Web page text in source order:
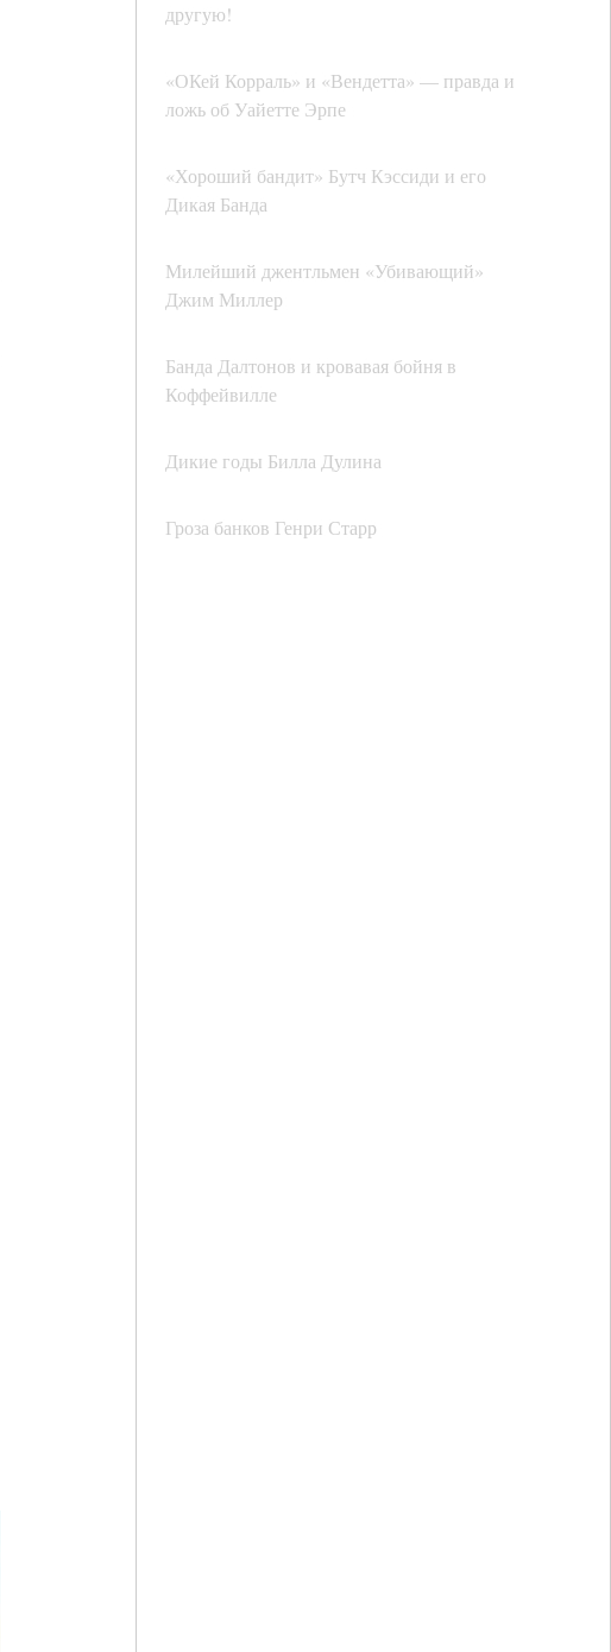
другую!
«ОКей Корраль» и «Вендетта» — правда и
ложь об Уайетте Эрпе
«Хороший бандит» Бутч Кэссиди и его
Дикая Банда
Милейший джентльмен «Убивающий»
Джим Миллер
Банда Далтонов и кровавая бойня в
Коффейвилле
Дикие годы Билла Дулина
Гроза банков Генри Старр